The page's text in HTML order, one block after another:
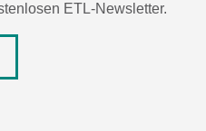
ETL-Newsletter.